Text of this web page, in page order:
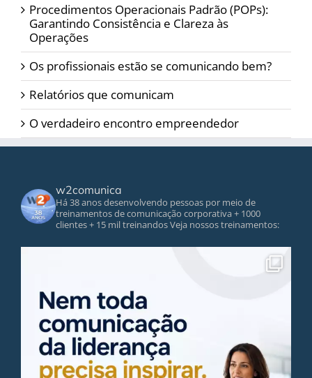
Procedimentos Operacionais Padrão (POPs):
Garantindo Consistência e Clareza às
Operações
Os profissionais estão se comunicando bem?
Relatórios que comunicam
O verdadeiro encontro empreendedor
w2comunica
Há 38 anos desenvolvendo pessoas por meio de
treinamentos de comunicação corporativa+ 1000
clientes+ 15 mil treinandosVeja nossos treinamentos: